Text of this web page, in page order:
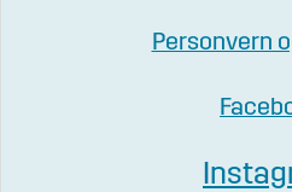
Personvern